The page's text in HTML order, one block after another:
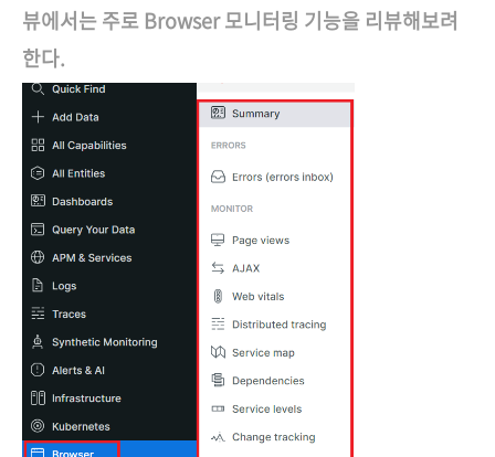
뷰에서는 주로 Browser 모니터링 기능을 리뷰해보려
한다.